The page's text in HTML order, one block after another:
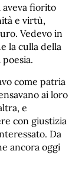
aveva fiorito
e virtù,
Vedevo in
la culla della
come patria
ai loro
e
con giustizia
Da
ancora oggi